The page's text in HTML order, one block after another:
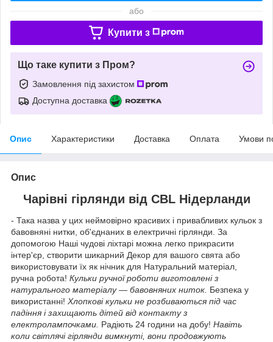
або
Купити з
Що таке купити з Пром?
Замовлення під захистом
Доступна доставка
Опис Характеристики Доставка Оплата Умови
Опис
Чарівні гірлянди від CBL Нідерланди
- Така назва у цих неймовірно красивих і привабливих кульок з
бавовняні нитки, об'єднаних в електричні гірлянди. За
допомогою Наші чудові ліхтарі можна легко прикрасити
інтер'єр, створити шикарний Декор для вашого свята або
використовувати їх як нічник для Натуральний матеріал,
ручна робота! Кульки ручної роботи виготовлені з
натурального матеріалу — бавовняних ниток. Безпека у
використанні! Хлопкові кульки не розбиваються під час
падіння і захищають дітей від контакту з
електролампочками. Радіють 24 години на добу! Навіть
коли світлячі гірлянди вимкнуті, вони продовжують